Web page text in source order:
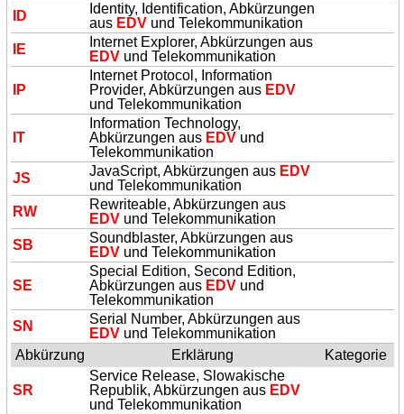
ID
Identity, Identification, Abkürzungen
aus EDV und Telekommunikation
IE
Internet Explorer, Abkürzungen aus
EDV und Telekommunikation
IP
Internet Protocol, Information
Provider, Abkürzungen aus EDV
und Telekommunikation
IT
Information Technology,
Abkürzungen aus EDV und
Telekommunikation
JS
JavaScript, Abkürzungen aus EDV
und Telekommunikation
RW
Rewriteable, Abkürzungen aus
EDV und Telekommunikation
SB
Soundblaster, Abkürzungen aus
EDV und Telekommunikation
SE
Special Edition, Second Edition,
Abkürzungen aus EDV und
Telekommunikation
SN
Serial Number, Abkürzungen aus
EDV und Telekommunikation
Abkürzung
Erklärung Kategorie
SR
Service Release, Slowakische
Republik, Abkürzungen aus EDV
und Telekommunikation